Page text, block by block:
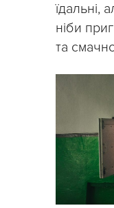
їдальні,
ніби
та